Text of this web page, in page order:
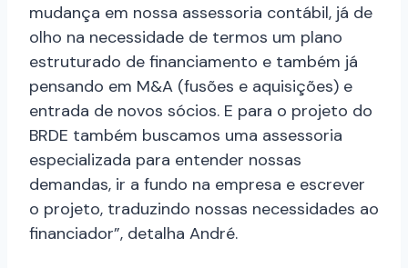
mudança em nossa assessoria contábil, já de
olho na necessidade de termos um plano
estruturado de financiamento e também já
pensando em M&A (fusões e aquisições) e
entrada de novos sócios. E para o projeto do
BRDE também buscamos uma assessoria
especializada para entender nossas
demandas, ir a fundo na empresa e escrever
o projeto, traduzindo nossas necessidades ao
financiador”, detalha André.